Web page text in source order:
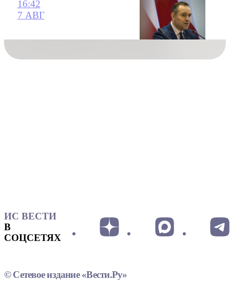
16:42
7 АВГ
ИС ВЕСТИ
В
СОЦСЕТЯХ
© Сетевое издание «Вести.Ру»